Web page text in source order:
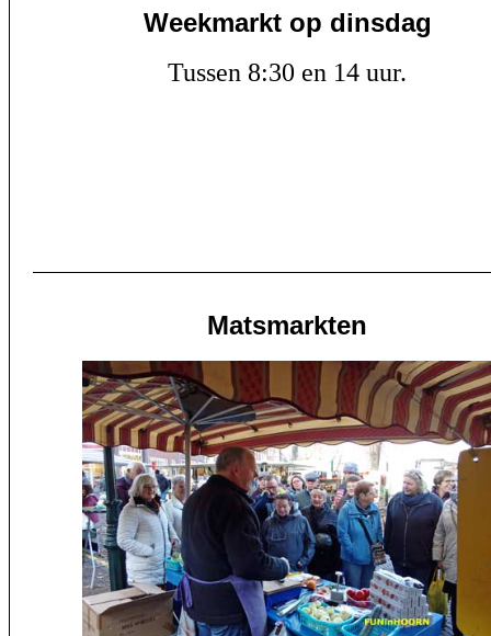
Weekmarkt op dinsdag
Tussen 8:30 en 14 uur.
Matsmarkten